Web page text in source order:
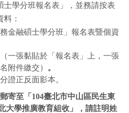
士學分班報名表」，並務請按表
：
金融碩士學分班」報名表暨個資
一張黏貼於「報名表」上，一張
附件繳交）
。
證正反面影本。
寄至 「 104臺北市中山區民生東
大學推廣教育組收 」
，請註明姓